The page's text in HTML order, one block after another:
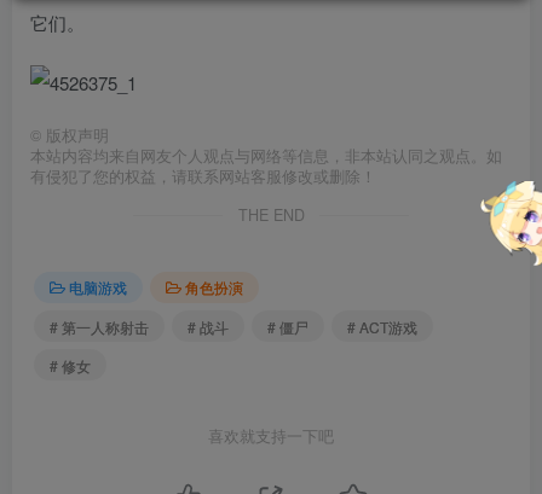
它们。
© 版权声明
本站内容均来自网友个人观点与网络等信息，非本站认同之观点。如
有侵犯了您的权益，请联系网站客服修改或删除！
THE END
电脑游戏
角色扮演
# 第一人称射击
# 战斗 # 僵尸
# ACT游戏
# 修女
喜欢就支持一下吧